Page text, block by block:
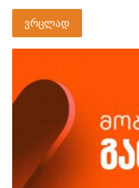
ვრცლად